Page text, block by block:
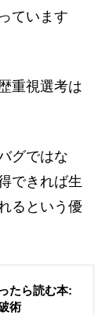
ています
重視選考は
グではな
できれば生
るという優
たら読む本:
術